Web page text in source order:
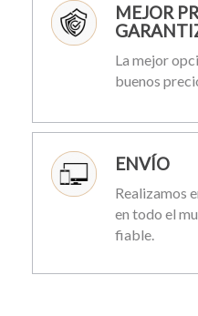
MEJOR
La mejor
buenos
ENVÍO
Realizamos
en todo el
fiable.